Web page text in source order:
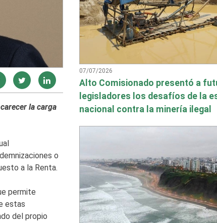
la carga
o
a la Renta.
permite
estas
del propio
07/07/2026
Alto Comisionado presentó a
legisladores los desafíos de la
nacional contra la minería ilegal